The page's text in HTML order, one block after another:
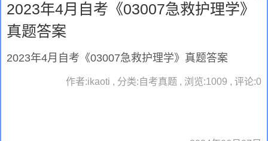
2023年4月自考《03007急救护理学》
真题答案
2023年4月自考《03007急救护理学》真题答案
作者:ikaoti , 分类:自考真题 , 浏览:1009 , 评论:0